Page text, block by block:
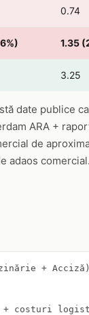
0.74
1.35
3.25
date publice
ARA +
de
adaos comercial.
+
costuri